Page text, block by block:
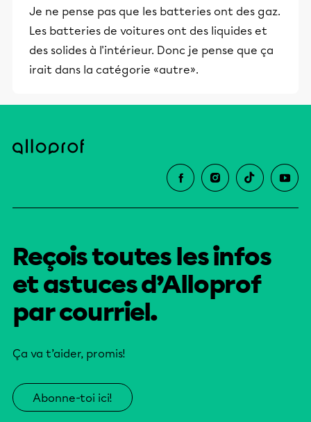
Je ne pense pas que les batteries ont des gaz.
Les batteries de voitures ont des liquides et
des solides à l'intérieur. Donc je pense que ça
irait dans la catégorie «autre».
Reçois toutes les infos
et astuces d’Alloprof
par courriel.
Ça va t’aider, promis!
Abonne-toi ici!